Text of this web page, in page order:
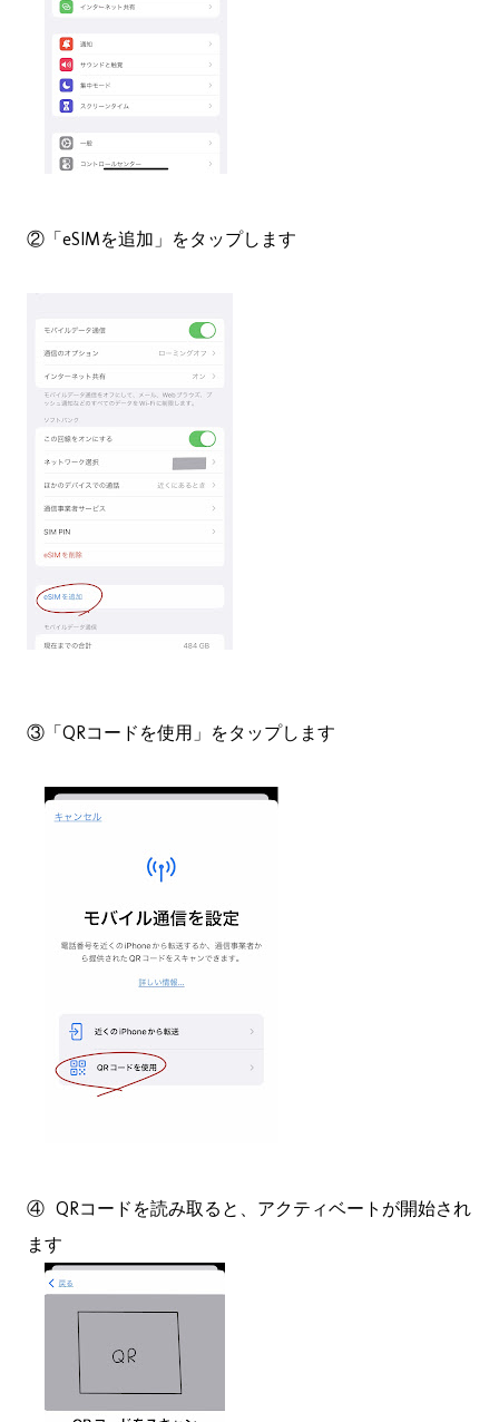
②「eSIMを追加」をタップします
③「QRコードを使用」をタップします
④ QRコードを読み取ると、アクティベートが開始され
ます